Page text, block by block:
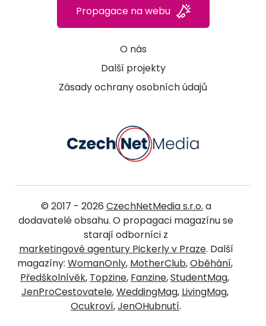
O nás
Další projekty
Zásady ochrany osobních údajů
Propagace na webu
© 2017 - 2026 CzechNetMedia s.r.o. a
dodavatelé obsahu. O propagaci magazínu se
starají odborníci z
marketingové agentury Pickerly v Praze. Další
magazíny: WomanOnly, MotherClub,Oběhání,
Předškolnívěk, Topzine, Fanzine,StudentMag,
JenProCestovatele,WeddingMag, LivingMag,
Ocukroví,JenOHubnutí.